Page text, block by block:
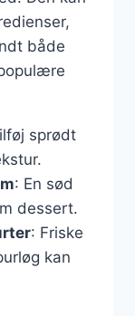
både
sprødt
: En sød
dessert.
: Friske
kan